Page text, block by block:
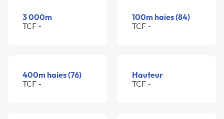
3 000m
TCF -
100m haies (84)
TCF -
400m haies (76)
TCF -
Hauteur
TCF -